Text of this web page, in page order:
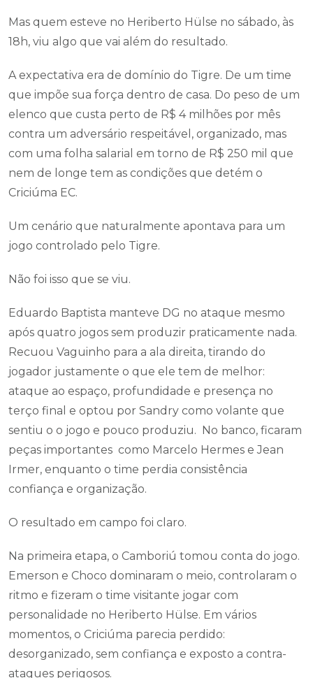
Mas quem esteve no Heriberto Hülse no sábado, às
18h, viu algo que vai além do resultado.
A expectativa era de domínio do Tigre. De um time
que impõe sua força dentro de casa. Do peso de um
elenco que custa perto de R$ 4 milhões por mês
contra um adversário respeitável, organizado, mas
com uma folha salarial em torno de R$ 250 mil que
nem de longe tem as condições que detém o
Criciúma EC.
Um cenário que naturalmente apontava para um
jogo controlado pelo Tigre.
Não foi isso que se viu.
Eduardo Baptista manteve DG no ataque mesmo
após quatro jogos sem produzir praticamente nada.
Recuou Vaguinho para a ala direita, tirando do
jogador justamente o que ele tem de melhor:
ataque ao espaço, profundidade e presença no
terço final e optou por Sandry como volante que
sentiu o o jogo e pouco produziu. No banco, ficaram
peças importantes como Marcelo Hermes e Jean
Irmer, enquanto o time perdia consistência
confiança e organização.
O resultado em campo foi claro.
Na primeira etapa, o Camboriú tomou conta do jogo.
Emerson e Choco dominaram o meio, controlaram o
ritmo e fizeram o time visitante jogar com
personalidade no Heriberto Hülse. Em vários
momentos, o Criciúma parecia perdido:
desorganizado, sem confiança e exposto a contra-
ataques perigosos.